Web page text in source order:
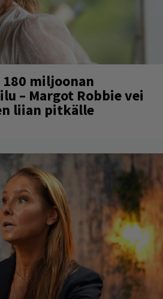
miljoonan
– Margot Robbie vei
liian pitkälle